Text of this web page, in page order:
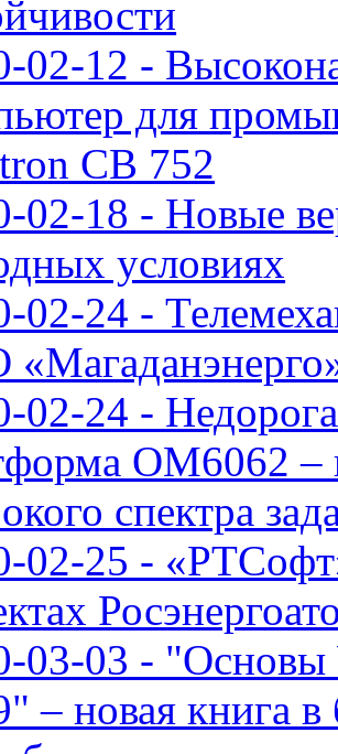
02-12 -
для
CB 752
02-18 - Новые
условиях
02-24 -
02-24 -
OM6062 –
спектра
02-25 -
03-03 - "Основы
– новая книга в